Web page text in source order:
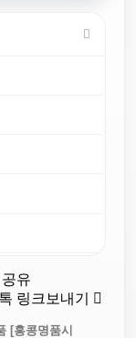
[홍콩명품시